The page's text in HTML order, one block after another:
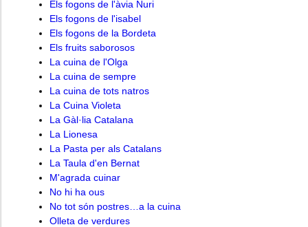
Els fogons de l'àvia Nuri
Els fogons de l'isabel
Els fogons de la Bordeta
Els fruits saborosos
La cuina de l'Olga
La cuina de sempre
La cuina de tots natros
La Cuina Violeta
La Gàl·lia Catalana
La Lionesa
La Pasta per als Catalans
La Taula d'en Bernat
M'agrada cuinar
No hi ha ous
No tot són postres…a la cuina
Olleta de verdures